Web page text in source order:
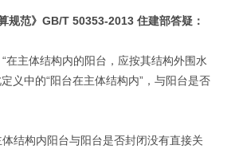
规范》GB/T 50353-2013 住建部答疑：
“在主体结构内的阳台，应按其结构外围水
义中的“阳台在主体结构内”，与阳台是否
结构内阳台与阳台是否封闭没有直接关